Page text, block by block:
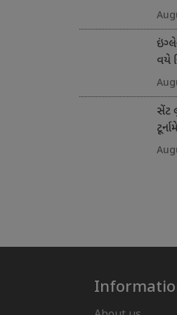
વયે
સેંટ